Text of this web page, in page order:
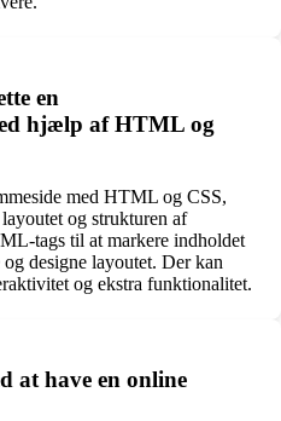
en
hjælp af HTML og
med HTML og CSS,
og strukturen af
tags til at markere indholdet
designe layoutet. Der kan
og ekstra funktionalitet.
at have en online